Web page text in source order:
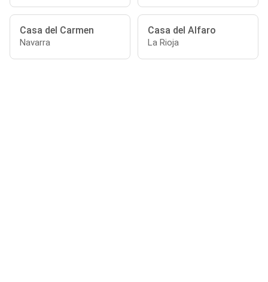
Casa del Carmen
Navarra
Casa del Alfaro
La Rioja